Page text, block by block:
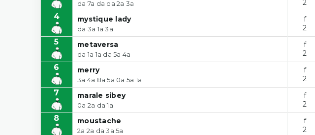
da 7a da da 2a 3a
2
4 mystique lady
da 3a 1a 3a
f
2
5 metaversa
da 1a 1a da 5a 4a
f
2
6 merry
3a 4a 8a 5a 0a 5a 1a
f
2
7 marale sibey
0a 2a da 1a
f
2
8 moustache
2a 2a da 3a 5a
f
2